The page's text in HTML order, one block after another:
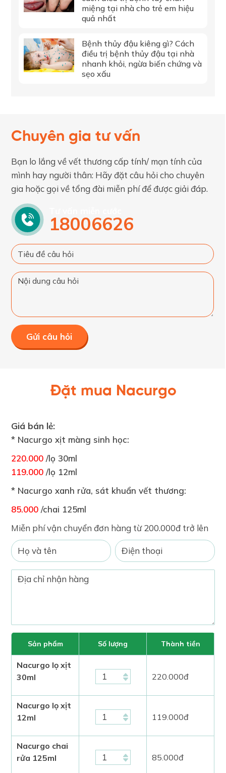
miệng tại nhà cho trẻ em hiệu
quả nhất
Bệnh thủy đậu kiêng gì? Cách
điều trị bệnh thủy đậu tại nhà
nhanh khỏi, ngừa biến chứng và
sẹo xấu
Chuyên gia tư vấn
Bạn lo lắng về vết thương cấp tính/ mạn tính của
mình hay người thân: Hãy đặt câu hỏi cho chuyên
gia hoặc gọi về tổng đài miễn phí để được giải đáp.
18006626
Gửi câu hỏi
Đặt mua Nacurgo
Giá bán lẻ:
* Nacurgo xịt màng sinh học:
220.000 /lọ 30ml
119.000 /lọ 12ml
* Nacurgo xanh rửa, sát khuẩn vết thương:
85.000 /chai 125ml
Miễn phí vận chuyển đơn hàng từ 200.000đ trở lên
Sản phẩm
Nacurgo lọ xịt
30ml
Nacurgo lọ xịt
12ml
Nacurgo chai
rửa 125ml
Số lượng Thành tiền
220.000đ
119.000đ
85.000đ